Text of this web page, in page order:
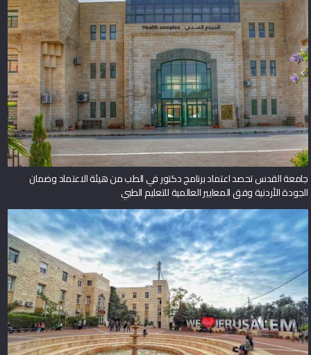
جامعة القدس تحصد اعتماد برنامج دكتور في الطب من هيئة الاعتماد وضمان
الجودة الأردنية وفق المعايير العالمية للتعليم الطبي